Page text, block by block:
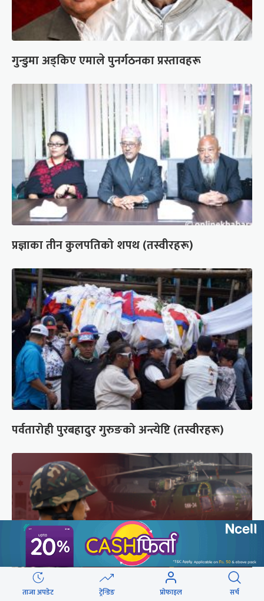
गुन्डुमा अड्किए एमाले पुनर्गठनका प्रस्तावहरू
प्रज्ञाका तीन कुलपतिको शपथ (तस्वीरहरू)
पर्वतारोही पुरबहादुर गुरुङको अन्त्येष्टि (तस्वीरहरू)
ताजा अपडेट ट्रेन्डिङ प्रोफाइल सर्च